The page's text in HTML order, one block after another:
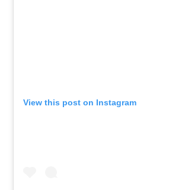
View this post on Instagram